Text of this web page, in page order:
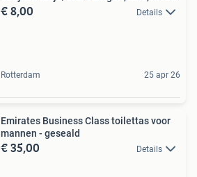
€ 8,00 Details
Rotterdam 25 apr 26
Emirates Business Class toilettas voor
mannen - geseald
€ 35,00 Details